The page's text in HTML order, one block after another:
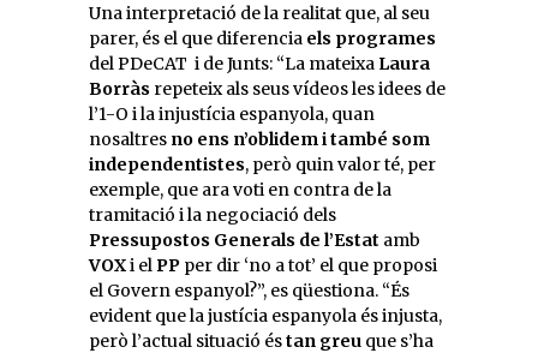
Una interpretació de la realitat que, al seu
parer, és el que diferencia els programes
del PDeCAT i de Junts: “La mateixa Laura
Borràs repeteix als seus vídeos les idees de
l’1-O i la injustícia espanyola, quan
nosaltres no ens n’oblidem i també som
independentistes, però quin valor té, per
exemple, que ara voti en contra de la
tramitació i la negociació dels
Pressupostos Generals de l’Estat amb
VOXi elPP per dir ‘no a tot’ el que proposi
el Govern espanyol?”, es qüestiona. “És
evident que la justícia espanyola és injusta,
però l’actual situació éstan greu que s’ha